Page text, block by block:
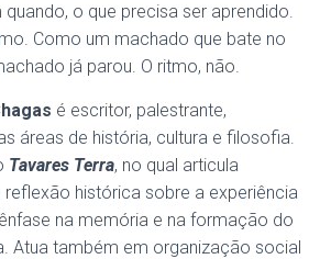
o que precisa ser aprendido.
Como um machado que bate no
já parou. O ritmo, não.
é escritor, palestrante,
áreas de história, cultura e filosofia.
Tavares Terra, no qual articula
reflexão histórica sobre a experiência
na memória e na formação do
Atua também em organização social